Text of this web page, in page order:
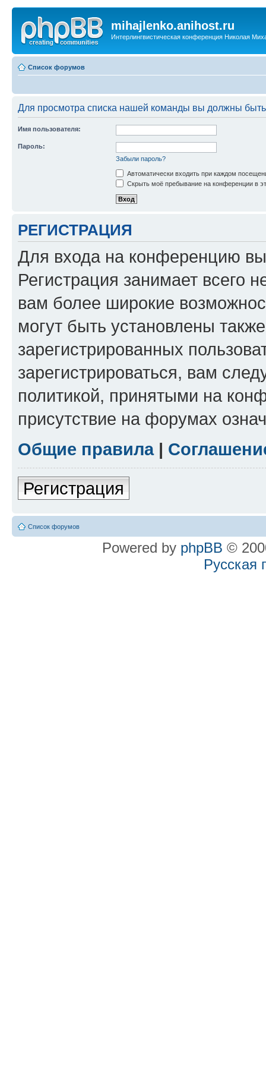
mihajlenko.anihost.ru
Интерлингвистическая конференция Николая
Список форумов
Для просмотра списка нашей команды вы должны
Имя пользователя:
Пароль:
Забыли пароль?
Автоматически входить при каждом
Скрыть моё пребывание на конференции в
РЕГИСТРАЦИЯ
Для входа на конференцию
Регистрация занимает всего
вам более широкие
могут быть установлены
зарегистрированных
зарегистрироваться, вам
политикой, принятыми на
присутствие на форумах
Общие правила|
Регистрация
Список форумов
Powered by phpBB ©
Русская